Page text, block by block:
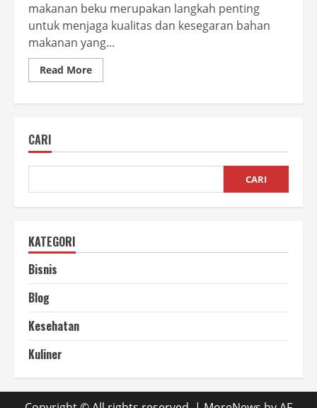
makanan beku merupakan langkah penting
untuk menjaga kualitas dan kesegaran bahan
makanan yang...
Read MoreRead
more
Kualitas
CARI
CARI
KATEGORI
Bisnis
Blog
Kesehatan
Kuliner